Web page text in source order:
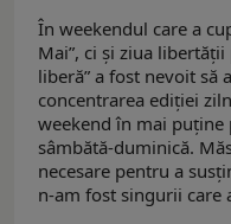
În weekendul care a
Mai”, ci și ziua
liberă” a fost nevoit să
concentrarea ediției
weekend în mai puține
sâmbătă-duminică.
necesare pentru a
n-am fost singurii care